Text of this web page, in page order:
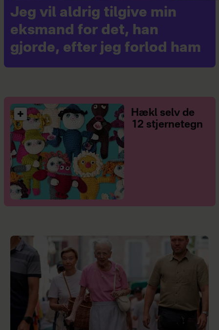
Jeg vil aldrig tilgive min
eksmand for det, han
gjorde, efter jeg forlod ham
Hækl selv de
12 stjernetegn